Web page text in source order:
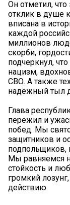
Он отметил,
отклик в душе
вписана в
каждой
миллионов
скорби,
подчеркнул,
нацизм,
СВО. А также
надёжный тыл
Глава
пережил и
побед. Мы
защитников и
подпольщиков,
Мы равняемся
стойкость и
громкий
действию.